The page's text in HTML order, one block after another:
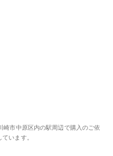
市中原区内の駅周辺で購入のご依
います。